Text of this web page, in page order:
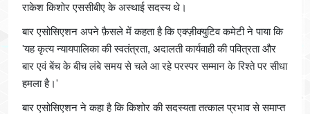
राकेश किशोर एससीबीए के अस्थाई सदस्य थे।
बार एसोसिएशन अपने फ़ैसले में कहता है कि एक्ज़ीक्युटिव कमेटी ने पाया कि
'यह कृत्य न्यायपालिका की स्वतंत्रता, अदालती कार्यवाही की पवित्रता और
बार एवं बेंच के बीच लंबे समय से चले आ रहे परस्पर सम्मान के रिश्ते पर सीधा
हमला है।'
बार एसोसिएशन ने कहा है कि किशोर की सदस्यता तत्काल प्रभाव से समाप्त